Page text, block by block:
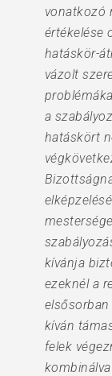
vonatkozó
értékelése
hatáskör-
vázolt
a
hatáskört
kívánja
ezeknél a
kíván
felek